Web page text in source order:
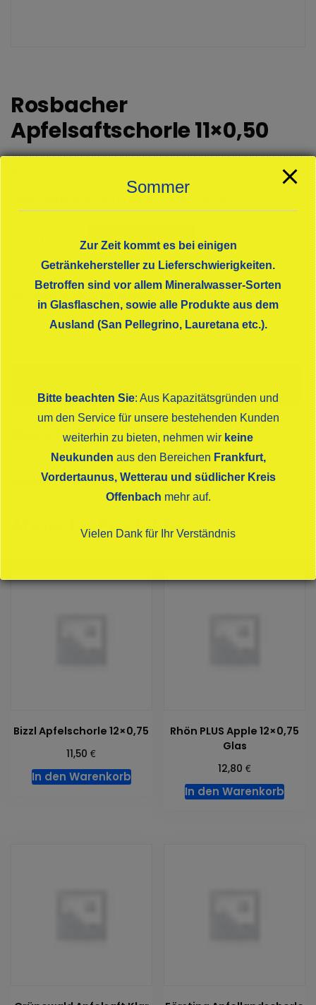
Rosbacher
Apfelsaftschorle 11×0,50
zzgl. Pfand 4,25 € /Preis pro Liter: 1,65 €
Apfelsaftschorle
11x0,50
Menge
Beschreibung
Apfelschorle PET
Ähnliche Produkte
Bizzl Apfelschorle 12×0,75
11,50€
In den Warenkorb
Rhön PLUS Apple 12×0,75
Glas
12,80€
In den Warenkorb
Sommer
Zur Zeit kommt es bei einigen
Getränkehersteller zu Lieferschwierigkeiten.
Betroffen sind vor allem Mineralwasser-Sorten
in Glasflaschen, sowie alle Produkte aus dem
Ausland (San Pellegrino, Lauretana etc.).
Bitte beachten Sie: Aus Kapazitätsgründen und
um den Service für unsere bestehenden Kunden
weiterhin zu bieten, nehmen wir keine
Neukunden aus den Bereichen Frankfurt,
Vordertaunus, Wetterau und südlicher Kreis
Offenbach mehr auf.
Vielen Dank für Ihr Verständnis
Dies schließt sich in16Sekunden